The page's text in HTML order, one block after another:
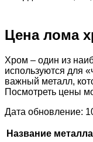
Цена лома
Хром – один из
используются для
важный металл,
Посмотреть цены
Дата обновление:
Название металла